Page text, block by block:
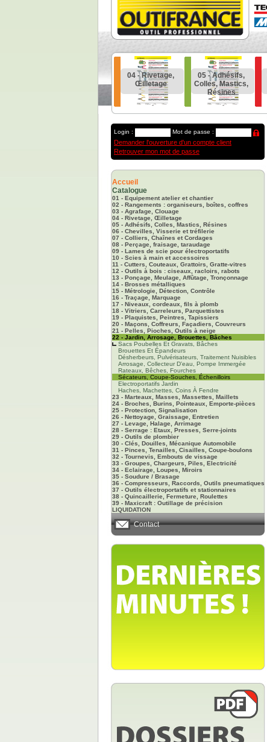
04 - Rivetage,
Œilletage
05 - Adhésifs,
Colles, Mastics,
Résines
Login : Mot de passe :
Demander l'ouverture d'un compte client
Retrouver mon mot de passe
Accueil
Catalogue
01 - Equipement atelier et chantier
02 - Rangements : organiseurs, boîtes, coffres
03 - Agrafage, Clouage
04 - Rivetage, Œilletage
05 - Adhésifs, Colles, Mastics, Résines
06 - Chevilles, Visserie et tréfilerie
07 - Colliers, Chaînes et Cordages
08 - Perçage, fraisage, taraudage
09 - Lames de scie pour électroportatifs
10 - Scies à main et accessoires
11 - Cutters, Couteaux, Grattoirs, Gratte-vitres
12 - Outils à bois : ciseaux, racloirs, rabots
13 - Ponçage, Meulage, Affûtage, Tronçonnage
14 - Brosses métalliques
15 - Métrologie, Détection, Contrôle
16 - Traçage, Marquage
17 - Niveaux, cordeaux, fils à plomb
18 - Vitriers, Carreleurs, Parquettistes
19 - Plaquistes, Peintres, Tapissiers
20 - Maçons, Coffreurs, Façadiers, Couvreurs
21 - Pelles, Pioches, Outils à neige
22 - Jardin, Arrosage, Brouettes, Bâches
Sacs Poubelles Et Gravats, Bâches
Brouettes Et Épandeurs
Désherbeurs, Pulvérisateurs, Traitement Nuisibles
Arrosage, Collecteur D'eau, Pompe Immergée
Rateaux, Bêches, Fourches
Sécateurs, Coupe-Souches, Échenilloirs
Electroportatifs Jardin
Haches, Machettes, Coins À Fendre
23 - Marteaux, Masses, Massettes, Maillets
24 - Broches, Burins, Pointeaux, Emporte-pièces
25 - Protection, Signalisation
26 - Nettoyage, Graissage, Entretien
27 - Levage, Halage, Arrimage
28 - Serrage : Etaux, Presses, Serre-joints
29 - Outils de plombier
30 - Clés, Douilles, Mécanique Automobile
31 - Pinces, Tenailles, Cisailles, Coupe-boulons
32 - Tournevis, Embouts de vissage
33 - Groupes, Chargeurs, Piles, Electricité
34 - Eclairage, Loupes, Miroirs
35 - Soudure / Brasage
36 - Compresseurs, Raccords, Outils pneumatiques
37 - Outils électroportatifs et stationnaires
38 - Quincaillerie, Fermeture, Roulettes
39 - Maxicraft : Outillage de précision
LIQUIDATION
Contact